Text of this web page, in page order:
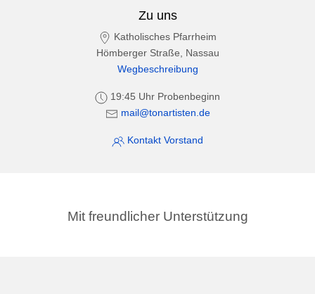
Zu uns
Katholisches Pfarrheim
Hömberger Straße, Nassau
Wegbeschreibung
19:45 Uhr Probenbeginn
mail@tonartisten.de
Kontakt Vorstand
Mit freundlicher Unterstützung